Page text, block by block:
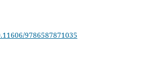
9786587871035